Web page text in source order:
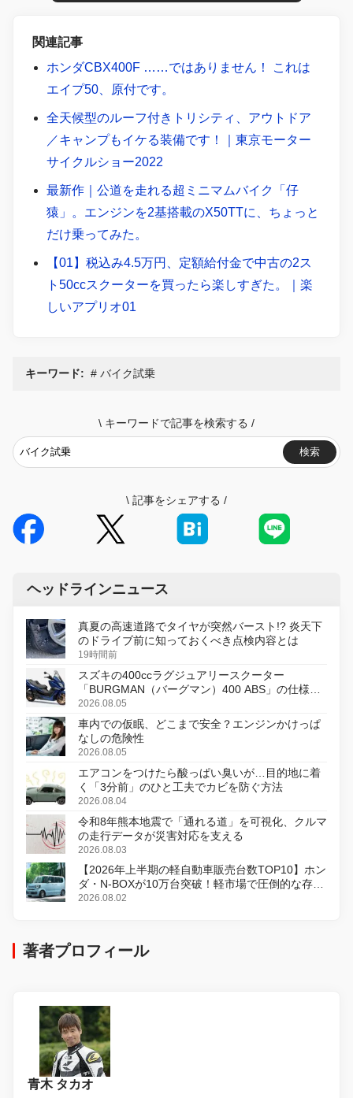
関連記事
ホンダCBX400F ……ではありません！ これは
エイプ50、原付です。
全天候型のルーフ付きトリシティ、アウトドア
／キャンプもイケる装備です！｜東京モーター
サイクルショー2022
最新作｜公道を走れる超ミニマムバイク「仔
猿」。エンジンを2基搭載のX50TTに、ちょっと
だけ乗ってみた。
【01】税込み4.5万円、定額給付金で中古の2ス
ト50ccスクーターを買ったら楽しすぎた。｜楽
しいアプリオ01
キーワード: バイク試乗
\ キーワードで記事を検索する /
検索
\ 記事をシェアする /
ヘッドラインニュース
真夏の高速道路でタイヤが突然バースト!? 炎天下
のドライブ前に知っておくべき点検内容とは
19時間前
スズキの400ccラグジュアリースクーター
「BURGMAN（バーグマン）400 ABS」の仕様を
変更し、8月18日に発売
2026.08.05
車内での仮眠、どこまで安全？エンジンかけっぱ
なしの危険性
2026.08.05
エアコンをつけたら酸っぱい臭いが…目的地に着
く「3分前」のひと工夫でカビを防ぐ方法
2026.08.04
令和8年熊本地震で「通れる道」を可視化、クルマ
の走行データが災害対応を支える
2026.08.03
【2026年上半期の軽自動車販売台数TOP10】ホン
ダ・N-BOXが10万台突破！軽市場で圧倒的な存在
感
2026.08.02
著者プロフィール
青木 タカオ